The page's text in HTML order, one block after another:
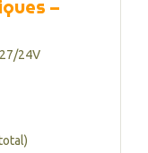
–
24V